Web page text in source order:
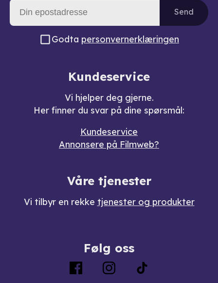
Send
Godta personvernerklæringen
Kundeservice
Vi hjelper deg gjerne.
Her finner du svar på dine spørsmål:
Kundeservice
Annonsere på Filmweb?
Våre tjenester
Vi tilbyr en rekke tjenester og produkter
Følg oss